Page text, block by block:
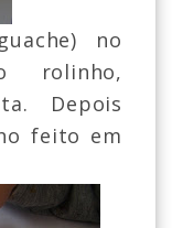
no
rolinho,
Depois
feito em